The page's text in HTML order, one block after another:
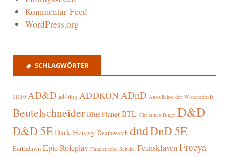
Kommentar-Feed
WordPress.org
SCHLAGWÖRTER
01010 AD&D ad-blog ADDKONADnD Auswüchse der Wissenschaft
Beutelschneider Blue Planet BTL Christmas Binge D&D
D&D 5E Dark Heresy Deathwatch dndDnD 5E
Earthdawn Epic Roleplay Fantastische Schuhe FeensklavenFreeya